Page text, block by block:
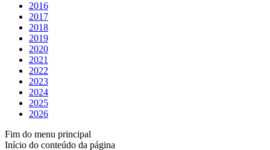
2016
2017
2018
2019
2020
2021
2022
2023
2024
2025
2026
Fim do menu principal
Início do conteúdo da página